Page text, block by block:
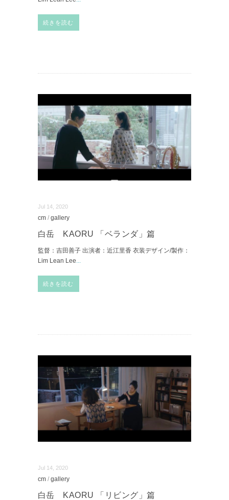
続きを読む
Jul 14, 2020
cm / gallery
白岳 KAORU 「ベランダ」篇
監督：吉田善子 出演者：近江里香 衣装デザイン/製作：
Lim Lean Lee...
続きを読む
Jul 14, 2020
cm / gallery
白岳 KAORU 「リビング」篇